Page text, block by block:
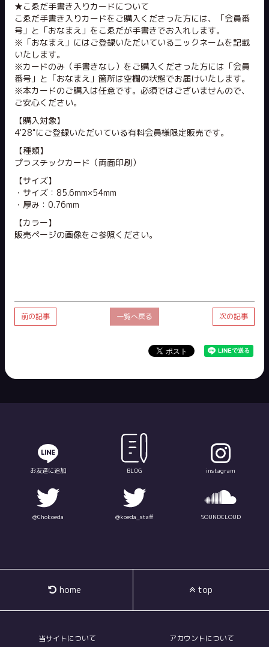
★こゑだ手書き入りカードについて
こゑだ手書き入りカードをご購入くださった方には、「会員番
号」と「おなまえ」をこゑだが手書きでお入れします。
※「おなまえ」にはご登録いただいているニックネームを記載
いたします。
※カードのみ（手書きなし）をご購入くださった方には「会員
番号」と「おなまえ」箇所は空欄の状態でお届けいたします。
※本カードのご購入は任意です。必須ではございませんので、
ご安心ください。
【購入対象】
4'28"にご登録いただいている有料会員様限定販売です。
【種類】
プラスチックカード（両面印刷）
【サイズ】
・サイズ：85.6mm×54mm
・厚み：0.76mm
【カラー】
販売ページの画像をご参照ください。
次の記事
一覧へ戻る
前の記事
お友達に追加 BLOG instagram
@Chokoeda @koeda_staff SOUNDCLOUD
home top
当サイトについて アカウントについて